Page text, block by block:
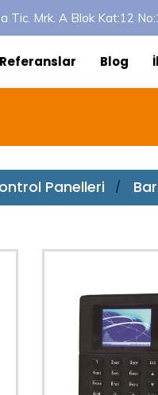
Tic. Mrk. A Blok Kat:12
Referanslar Blog
Panelleri